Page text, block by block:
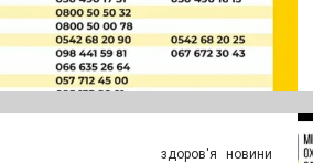
здоров'я новини